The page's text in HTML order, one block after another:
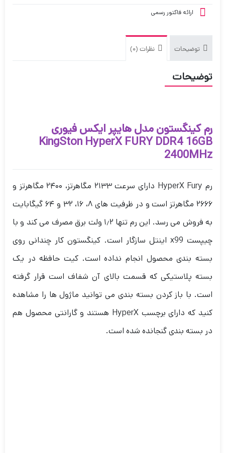
ارائه فاکتور رسمی
توضیحات نظرات (0)
توضیحات
رم کینگستون مدل هایپر ایکس فیوری
KingSton HyperX FURY DDR4 16GB
2400MHz
رم HyperX Fury دارای سرعت ۲۱۳۳ مگاهرتز، ۲۴۰۰ مگاهرتز و
۲۶۶۶ مگاهرتز است و در ظرفیت های ۸، ۱۶، ۳۲ و ۶۴ گیگابایت
به فروش می رسد. این رم تنها ۱٫۲ ولت برق مصرف می کند و با
چیپست x99 اینتل سازگار است. کینگستون کار چندانی روی
بسته بندی محصول انجام نداده است. کیت حافظه در یک
بسته پلاستیکی که قسمت بالای آن شفاف است قرار گرفته
است. با باز کردن بسته بندی می توانید ماژول ها را مشاهده
کنید که دارای برچسب HyperX هستند و گارانتی محصول هم
در بسته بندی گنجانده شده است.